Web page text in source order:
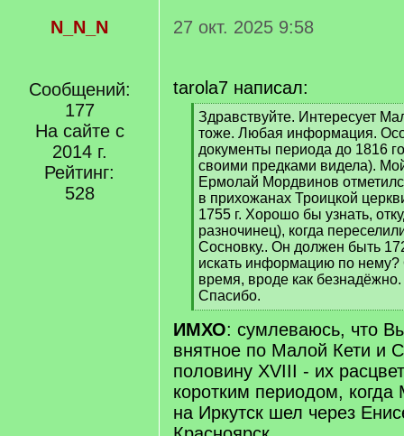
N_N_N
Сообщений:
177
На сайте с
2014 г.
Рейтинг:
528
27 окт. 2025 9:58
tarola7 написал:
[
q
]
Здравствуйте. Интересует
тоже. Любая информация.
документы периода до 1816
своими предками видела).
Ермолай Мордвинов
в прихожанах Троицкой
1755 г. Хорошо бы узнать,
разночинец), когда
Сосновку.. Он должен быть
искать информацию по
время, вроде как безнадёжно.
Спасибо.
[
/
q
]
ИМХО: сумлеваюсь, что
внятное по Малой Кети и
половину XVIII - их
коротким периодом, когда
на Иркутск шел через